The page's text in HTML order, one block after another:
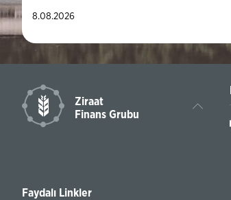
8.08.2026
Ziraat
Finans Grubu
sınavı için ödeme başvurularını kabul
Faydalı Linkler